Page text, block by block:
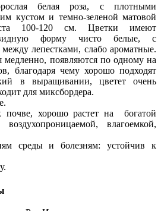
белая роза, с плотными
кустом и темно-зеленой матовой
100-120 см. Цветки имеют
форму чисто белые, с
лепестками, слабо ароматные.
медленно, появляются по одному на
благодаря чему хорошо подходят
в выращивании, цветет очень
для миксбордера.
почве, хорошо растет на богатой
влагоемкой,
среды и болезням: устойчив к